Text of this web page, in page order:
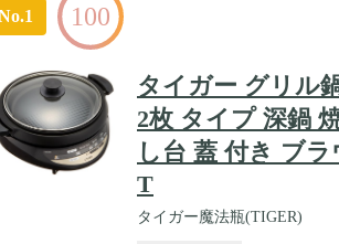
100
タイガー グリル
2枚 タイプ 深鍋
し台 蓋 付き ブ
T
タイガー魔法瓶(TIGER)